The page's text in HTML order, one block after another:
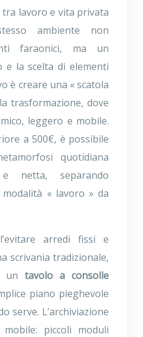
lavoro e vita privata
ambiente non
faraonici, ma un
e la scelta di elementi
è creare una « scatola
trasformazione, dove
leggero e mobile.
a 500€, è possibile
quotidiana
netta, separando
« lavoro » da
arredi fissi e
scrivania tradizionale,
un tavolo a consolle
piano pieghevole
serve. L’archiviazione
piccoli moduli